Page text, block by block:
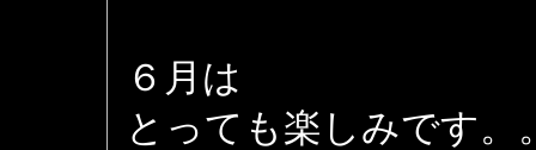
６月は
とっても楽しみです。